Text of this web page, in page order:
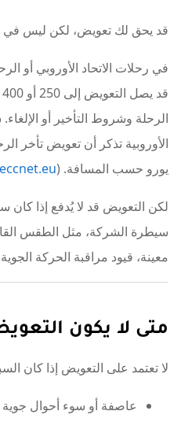
قد يحق لك تعويض، لكن ليس في
الرحلة وشروط التأخير أو
يورو حسب المسافة. (eccnet.eu
لكن التعويض قد لا يُدفع إذا كان
سيطرة الشركة، مثل الطقس
معينة، قيود مراقبة الحركة
متى لا يكون
لا تعتمد على التعويض إذا كان
عاصفة أو سوء أحوال